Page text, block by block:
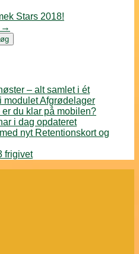
Stars 2018!
→
– alt samlet i ét
modulet Afgrødelager
du klar på mobilen?
i dag opdateret
nyt Retentionskort og
frigivet